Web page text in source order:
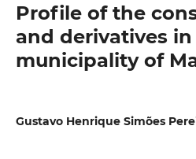
Profile of the
and derivatives
municipality of
Gustavo Henrique Simões